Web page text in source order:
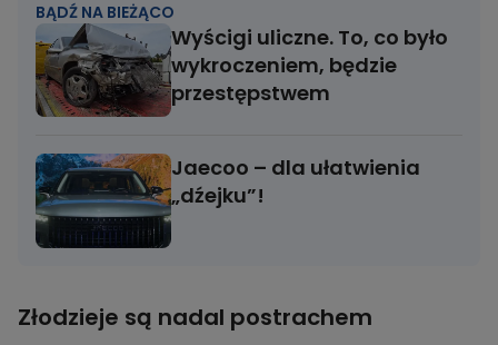
BĄDŹ NA BIEŻĄCO
Wyścigi uliczne. To, co było
wykroczeniem, będzie
przestępstwem
Jaecoo – dla ułatwienia
„dźejku”!
Złodzieje są nadal postrachem